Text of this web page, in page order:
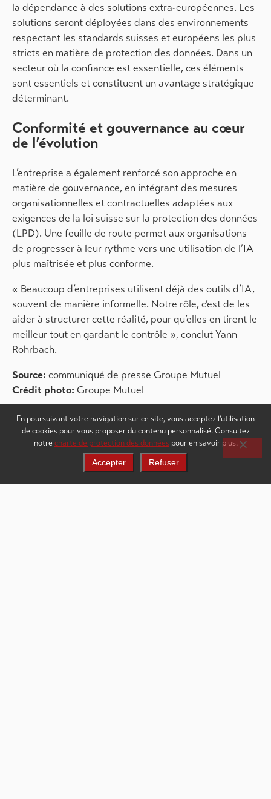
la dépendance à des solutions extra-européennes. Les
solutions seront déployées dans des environnements
respectant les standards suisses et européens les plus
stricts en matière de protection des données. Dans un
secteur où la confiance est essentielle, ces éléments
sont essentiels et constituent un avantage stratégique
déterminant.
Conformité et gouvernance au cœur
de l’évolution
L’entreprise a également renforcé son approche en
matière de gouvernance, en intégrant des mesures
organisationnelles et contractuelles adaptées aux
exigences de la loi suisse sur la protection des données
(LPD). Une feuille de route permet aux organisations
de progresser à leur rythme vers une utilisation de l’IA
plus maîtrisée et plus conforme.
« Beaucoup d’entreprises utilisent déjà des outils d’IA,
souvent de manière informelle. Notre rôle, c’est de les
aider à structurer cette réalité, pour qu’elles en tirent le
meilleur tout en gardant le contrôle », conclut Yann
Rohrbach.
Source: communiqué de presse Groupe Mutuel
Crédit photo: Groupe Mutuel
Voir d'autres actualités
En poursuivant votre navigation sur ce site, vous acceptez l’utilisation
de cookies pour vous proposer du contenu personnalisé. Consultez
notre charte de protection des donnéespour en savoir plus.
Accepter Refuser